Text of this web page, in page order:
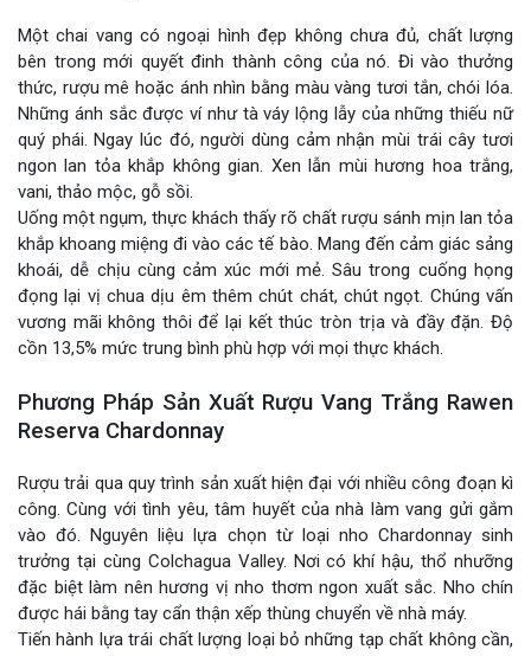
Một chai vang có ngoại hình đẹp không chưa đủ, chất lượng
bên trong mới quyết đinh thành công của nó. Đi vào thưởng
thức, rượu mê hoặc ánh nhìn bằng màu vàng tươi tắn, chói lóa.
Những ánh sắc được ví như tà váy lộng lẫy của những thiếu nữ
quý phái. Ngay lúc đó, người dùng cảm nhận mùi trái cây tươi
ngon lan tỏa khắp không gian. Xen lẫn mùi hương hoa trắng,
vani, thảo mộc, gỗ sồi.
Uống một ngụm, thực khách thấy rõ chất rượu sánh mịn lan tỏa
khắp khoang miệng đi vào các tế bào. Mang đến cảm giác sảng
khoái, dễ chịu cùng cảm xúc mới mẻ. Sâu trong cuống họng
đọng lại vị chua dịu êm thêm chút chát, chút ngọt. Chúng vấn
vương mãi không thôi để lại kết thúc tròn trịa và đầy đặn. Độ
cồn 13,5% mức trung bình phù hợp với mọi thực khách.
Phương Pháp Sản Xuất Rượu Vang Trắng Rawen
Reserva Chardonnay
Rượu trải qua quy trình sản xuất hiện đại với nhiều công đoạn kì
công. Cùng với tình yêu, tâm huyết của nhà làm vang gửi gắm
vào đó. Nguyên liệu lựa chọn từ loại nho Chardonnay sinh
trưởng tại cùng Colchagua Valley. Nơi có khí hậu, thổ nhưỡng
đặc biệt làm nên hương vị nho thơm ngon xuất sắc. Nho chín
được hái bằng tay cẩn thận xếp thùng chuyển về nhà máy.
Tiến hành lựa trái chất lượng loại bỏ những tạp chất không cần,